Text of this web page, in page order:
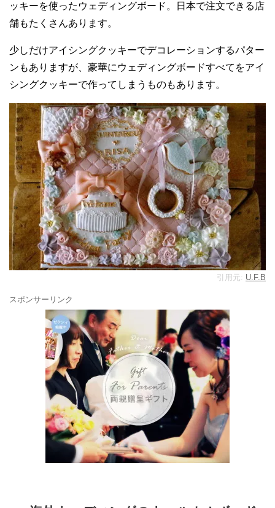
ッキーを使ったウェディングボード。日本で注文できる店
舗もたくさんあります。
少しだけアイシングクッキーでデコレーションするパター
ンもありますが、豪華にウェディングボードすべてをアイ
シングクッキーで作ってしまうものもあります。
引用元: U.F.B
スポンサーリンク